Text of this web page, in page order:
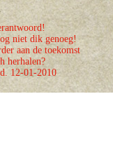
niet dik genoeg!
aan de toekomst
herhalen?
12-01-2010